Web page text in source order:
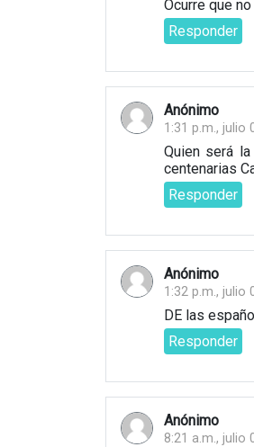
Ocurre que
Responder
Anónimo
1:31 p.m., julio
Quien será
centenarias
Responder
Anónimo
1:32 p.m., julio
DE las
Responder
Anónimo
8:21 a.m., julio